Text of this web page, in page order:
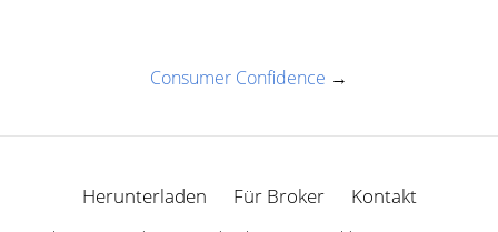
Consumer Confidence →
Herunterladen Für Broker Kontakt